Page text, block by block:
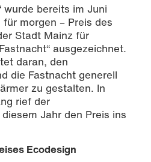
wurde bereits im Juni
morgen – Preis des
Stadt Mainz für
ausgezeichnet.
daran, den
die Fastnacht generell
zu gestalten. In
rief der
Jahr den Preis ins
Ecodesign